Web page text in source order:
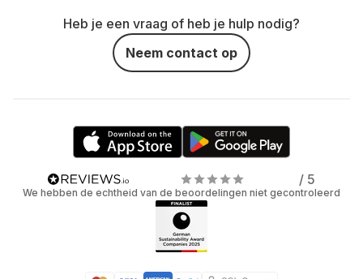
Heb je een vraag of heb je hulp nodig?
Neem contact op
/ 5
We hebben de echtheid van de beoordelingen niet gecontroleerd